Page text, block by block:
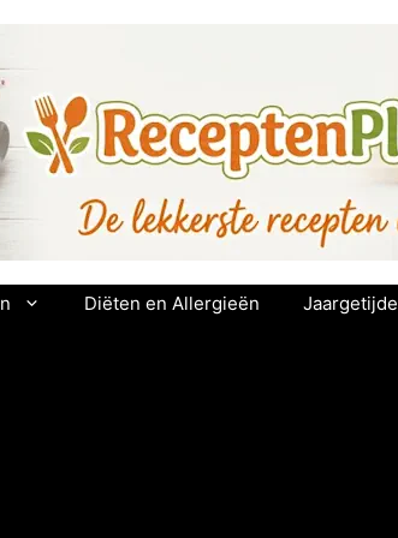
Diëten en Allergieën Jaargetijde